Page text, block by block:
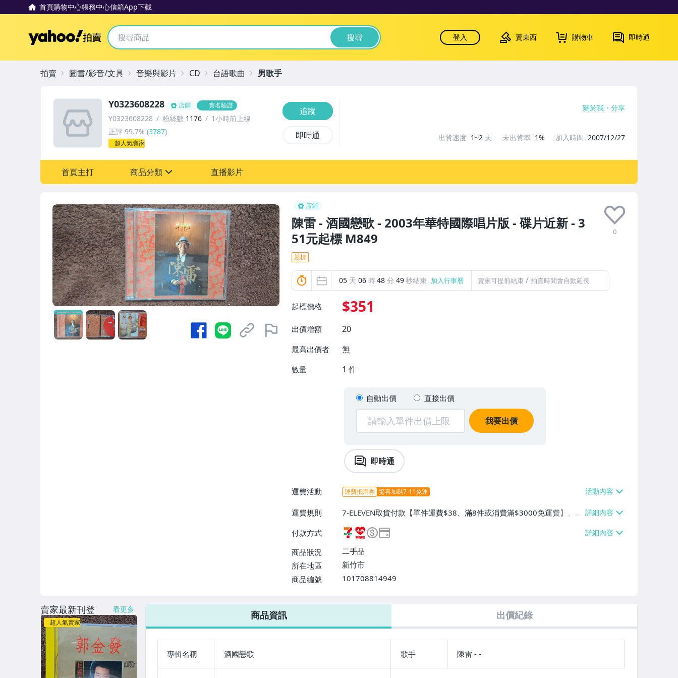
首頁購物中心帳務中心信箱App下載
Yahoo拍賣 搜尋 登入 賣東西 購物車 即時通
店鋪
陳雷 - 酒國戀歌 - 2003年華特國際唱片版 - 碟片近新 - 3
51元起標 M849
0
競標
05 天 06 時48 分 48秒結束 加入行事曆 賣家可提前結束 / 拍賣時間會自動延長
起標價格 $351
出價增額 20
最高出價者 無
數量 1 件
自動出價 直接出價
我要出價
即時通
運費活動 運費抵用券 驚喜加碼7-11免運
運費規則
7-ELEVEN取貨付款【單件運費$38、滿8件或消費滿$3000免運費】、萊
爾富取貨付款【單件運費$60、消費滿$2000免運費】、郵局掛號【單件
運費$60、滿8件或消費滿$3000免運費】
付款方式
商品狀況
二手品
所在地區
新竹市
商品編號
101708814949
7-ELEVEN 運費只要38元
Y0323608228 店鋪 實名驗證
Y0323608228 粉絲數 1176
1小時前上線
正評 99.7% (3787)
超人氣賣家
追蹤
即時通
關於我 分享
出貨速度 1~2 天 未出貨率 1% 加入時間 2007/12/27
首頁主打 商品分類 直播影片
拍賣 圖書/影音/文具 音樂與影片 CD 台語歌曲 男歌手
商品資訊 出價紀錄
專輯名稱 酒國戀歌 歌手 陳雷 - -
賣家最新刊登 看更多
超人氣賣家